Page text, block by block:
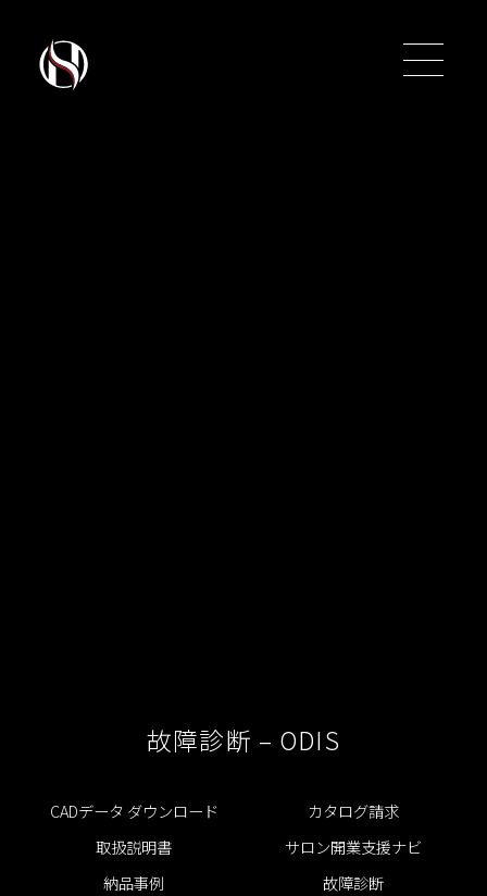
故障診断 – ODIS
CADデータ ダウンロード
カタログ請求
取扱説明書
サロン開業支援ナビ
納品事例
故障診断